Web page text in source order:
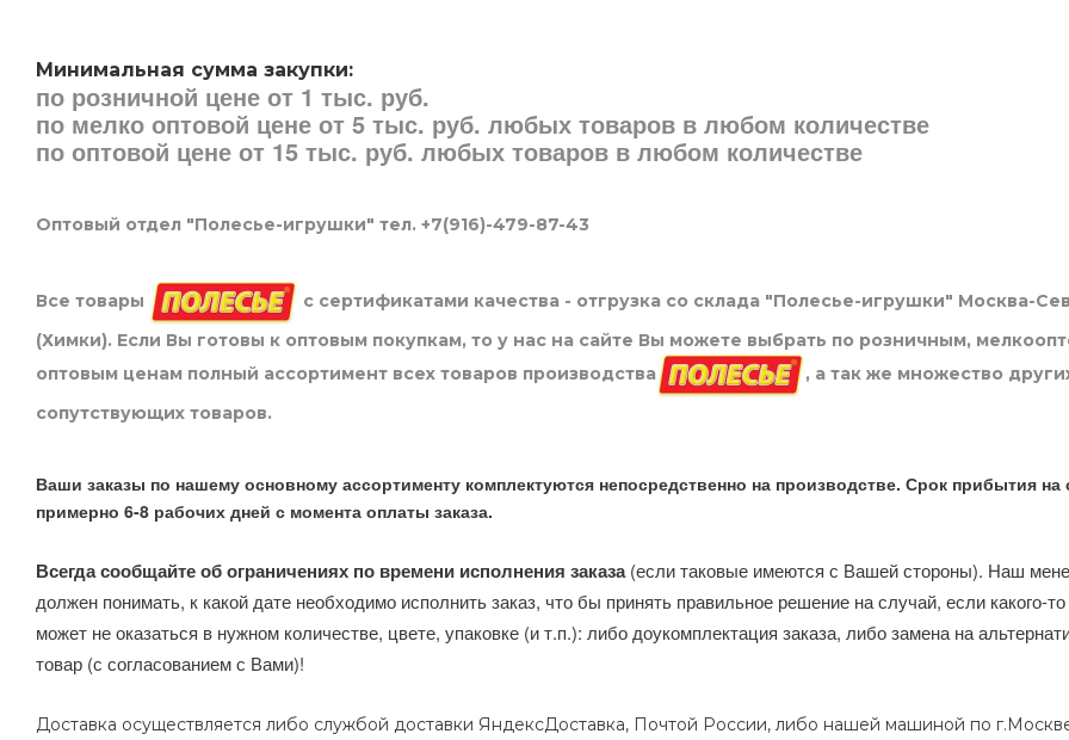
Минимальная сумма закупки:
по розничной цене от 1 тыс. руб.
по мелко оптовой цене от 5 тыс. руб. любых товаров в любом количестве
по оптовой цене от 15 тыс. руб. любых товаров в любом количестве
Оптовый отдел "Полесье-игрушки" тел. +7(916)-479-87-43
Все товары
с сертификатами качества - отгрузка со склада "Полесье-игрушки" Москва-
(Химки). Если Вы готовы к оптовым покупкам, то у нас на сайте Вы можете выбрать по розничным,
оптовым ценам полный ассортимент всех товаров производства
, а так же множество
сопутствующих товаров.
Ваши заказы по нашему основному ассортименту комплектуются непосредственно на производстве. Срок прибытия на
примерно 6-8 рабочих дней с момента оплаты заказа.
Всегда сообщайте об ограничениях по времени исполнения заказа(если таковые имеются с Вашей стороны). Наш
должен понимать, к какой дате необходимо исполнить заказ, что бы принять правильное решение на случай, если какого-
может не оказаться в нужном количестве, цвете, упаковке (и т.п.): либо доукомплектация заказа, либо замена на
товар (с согласованием с Вами)!
Доставка осуществляется либо службой доставки ЯндексДоставка, Почтой России, либо нашей машиной по